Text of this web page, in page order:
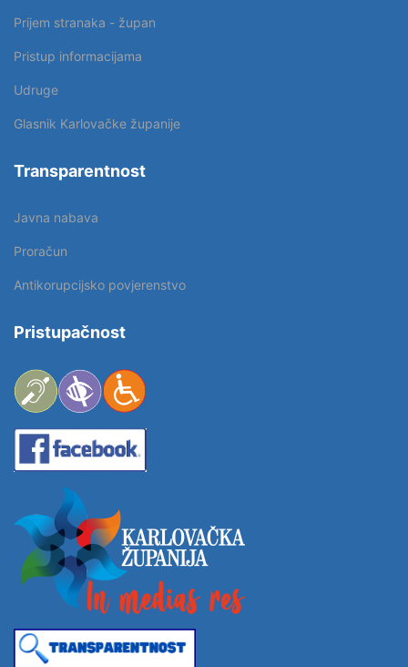
Prijem stranaka - župan
Pristup informacijama
Udruge
Glasnik Karlovačke županije
Transparentnost
Javna nabava
Proračun
Antikorupcijsko povjerenstvo
Pristupačnost